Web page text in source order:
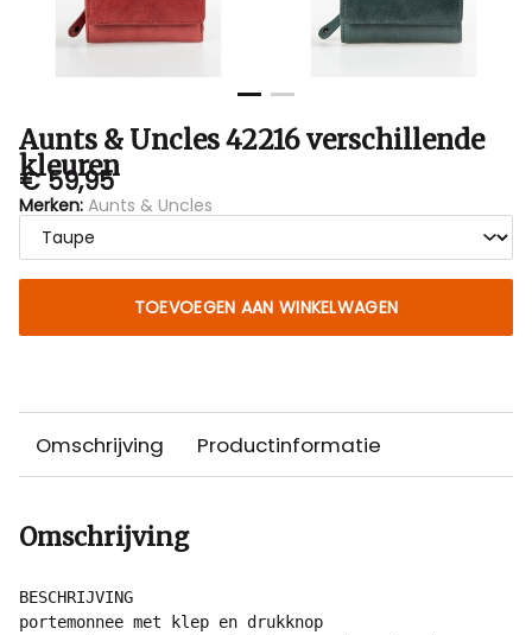
Aunts & Uncles 42216 verschillende
kleuren
€ 59,95
Merken: Aunts & Uncles
TOEVOEGEN AAN WINKELWAGEN
Omschrijving Productinformatie
Omschrijving
BESCHRIJVING
portemonnee met klep en drukknop